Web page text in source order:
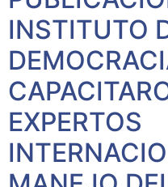
INSTITUTO
EXPERTOS